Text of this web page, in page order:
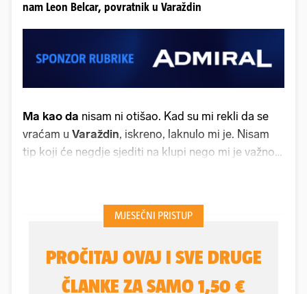
nam Leon Belcar, povratnik u Varaždin
Ma kao da nisam ni otišao. Kad su mi rekli da se
vraćam u Varaždin, iskreno, laknulo mi je. Nisam
tip koji će negdje sjediti na klupi nego mi je važno